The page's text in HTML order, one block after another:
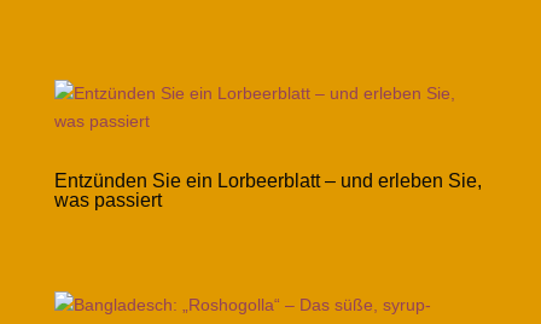
Entzünden Sie ein Lorbeerblatt – und erleben Sie,
was passiert